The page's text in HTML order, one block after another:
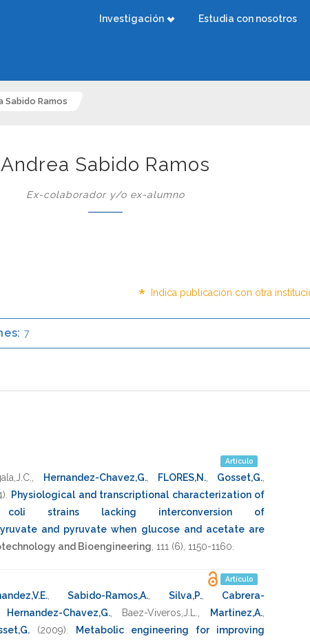
Investigación Estudia con nosotros
Sabido Ramos
Andrea Sabido Ramos
Ex-colaborador y/o ex-alumno
* Indica publicación con otra
7
Artículo
Hernandez-Chavez,G., FLORES,N., Gosset,G.
Physiological and transcriptional characterization of
coli strains lacking interconversion of
and pyruvate when glucose and acetate are
and Bioengineering 111 (6), 1150-1160
Artículo
,Sabido-Ramos,A. Silva,P., Cabrera-
Hernandez-Chavez,G., Baez-Viveros,J.L. Martinez,A.
(2009)
Metabolic engineering for improving